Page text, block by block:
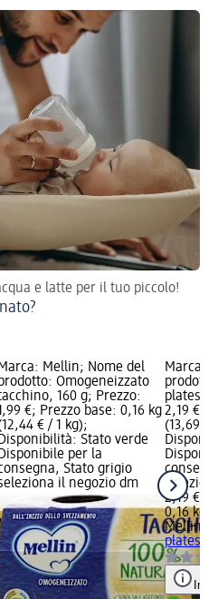
e latte per il tuo piccolo!
Marca: Mellin; Nome del
Omogeneizzato
160 g; Prezzo:
€; Prezzo base: 0,16 kg
€ / 1 kg);
Disponibilità: Stato verde
Disponibile per la
Stato grigio
il negozio dm
Marca:
2,19 €;
(13,69 €
2,19 €
0,16 kg
Mellin